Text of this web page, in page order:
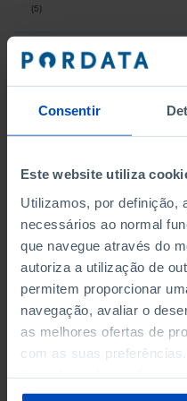
Consentir
Este website utiliza
Utilizamos, por definição,
necessários ao normal
que navegue através do
autoriza a utilização de
permitem proporcionar
navegação, avaliar o
as melhores ofertas de
com as suas
sobre cookies através da
(5)
(5)
PESSOAL AO SERVIÇO NAS
EMPRESAS NÃO
PESSOAL AO SERVIÇO NAS
EMPRESAS NÃO
(5)
PESSOAL AO SERVIÇO NAS
DO MUNICÍPIO (%)
PESSOAL AO SERVIÇO NAS
DO MUNICÍPIO (%)
VOLUME DE NEGÓCIOS DAS
QUATRO MAIORES
DO MUNICÍPIO (%)
Empresas não financeiras
VOLUME DE NEGÓCIOS DAS
QUATRO MAIORES
DO MUNICÍPIO (%)
Empresas não financeiras
BANCOS, CAIXAS
BANCOS, CAIXAS